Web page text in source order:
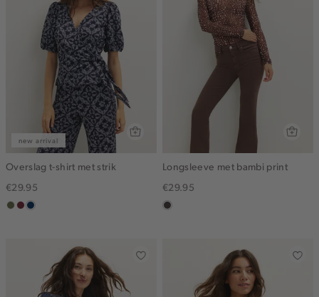
new arrival
Overslag t-shirt met strik
€29.95
groen,
brique
donkerblauw
Longsleeve met bambi print
€29.95
choco